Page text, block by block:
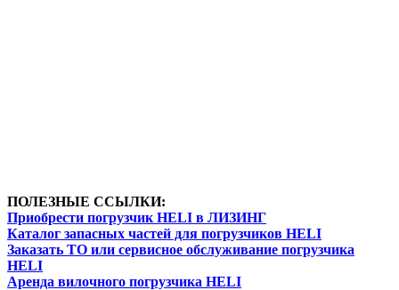
ПОЛЕЗНЫЕ ССЫЛКИ:
Приобрести погрузчик HELI в ЛИЗИНГ
Каталог запасных частей для погрузчиков HELI
Заказать ТО или сервисное обслуживание погрузчика
HELI
Аренда вилочного погрузчика HELI